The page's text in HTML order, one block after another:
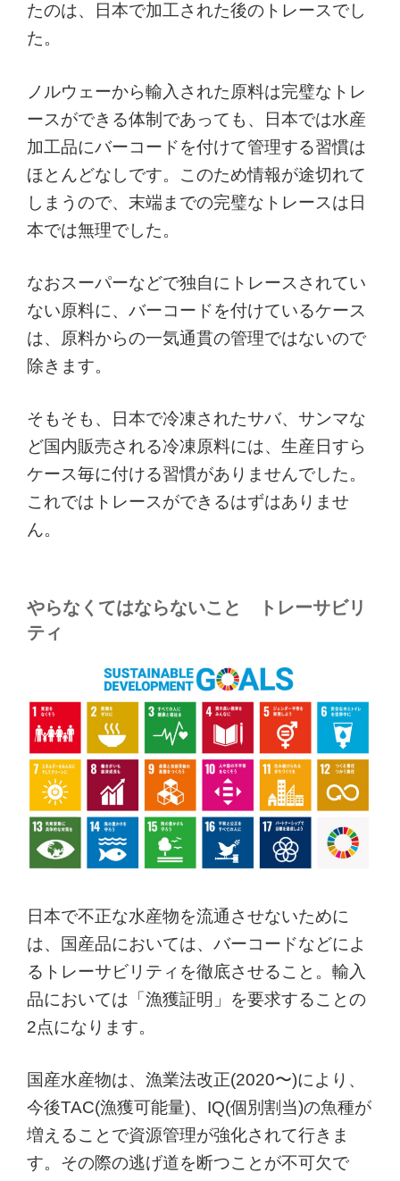
たのは、日本で加工された後のトレースでし
た。
ノルウェーから輸入された原料は完璧なトレ
ースができる体制であっても、日本では水産
加工品にバーコードを付けて管理する習慣は
ほとんどなしです。このため情報が途切れて
しまうので、末端までの完璧なトレースは日
本では無理でした。
なおスーパーなどで独自にトレースされてい
ない原料に、バーコードを付けているケース
は、原料からの一気通貫の管理ではないので
除きます。
そもそも、日本で冷凍されたサバ、サンマな
ど国内販売される冷凍原料には、生産日すら
ケース毎に付ける習慣がありませんでした。
これではトレースができるはずはありませ
ん。
やらなくてはならないこと トレーサビリ
ティ
日本で不正な水産物を流通させないために
は、国産品においては、バーコードなどによ
るトレーサビリティを徹底させること。輸入
品においては「漁獲証明」を要求することの
2点になります。
国産水産物は、漁業法改正(2020〜)により、
今後TAC(漁獲可能量)、IQ(個別割当)の魚種が
増えることで資源管理が強化されて行きま
す。その際の逃げ道を断つことが不可欠で